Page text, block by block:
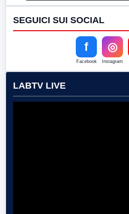
SEGUICI SUI SOCIAL
f
Facebook
◎
Instagram
LABTV LIVE